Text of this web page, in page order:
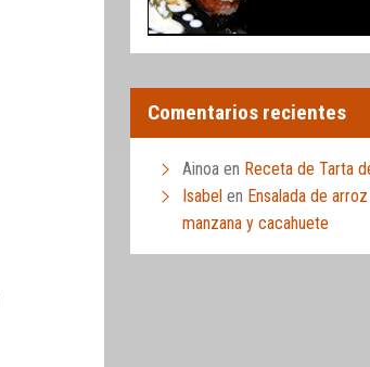
Comentarios recientes
Ainoa en Receta de Tarta
Isabel en Ensalada de
manzana y cacahuete